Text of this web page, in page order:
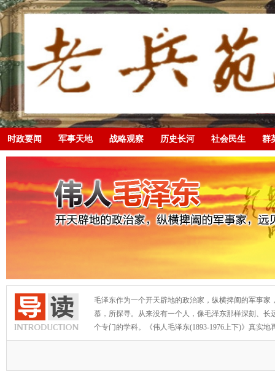
时政要闻 军事天地 战略观察 历史长河 社会民生 群
毛泽东作为一个开天辟地的政治家，纵横捭阖的军事
慕，所探寻。从来没有一个人，像毛泽东那样深刻、
个专门的学科。《伟人毛泽东(1893-1976上下)》真实